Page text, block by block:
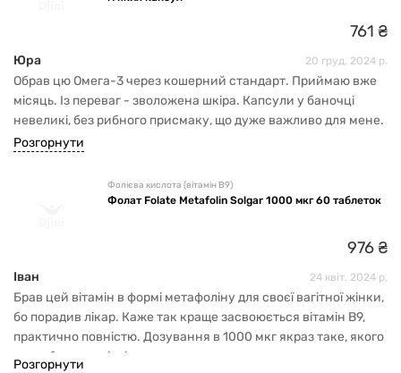
761 ₴
Юра 20 груд. 2024 р.
Обрав цю Омега-3 через кошерний стандарт. Приймаю вже
місяць. Із переваг - зволожена шкіра. Капсули у баночці
невеликі, без рибного присмаку, що дуже важливо для мене.
Розгорнути
Фолієва кислота (вітамін B9)
Фолат Folate Metafolin Solgar 1000 мкг 60 таблеток
976₴
Іван 24 квіт. 2024 р.
Брав цей вітамін в формі метафоліну для своєї вагітної жінки,
бо порадив лікар. Каже так краще засвоюється вітамін В9,
практично повністю. Дозування в 1000 мкг якраз таке, якого
потребують вагітні.
Розгорнути